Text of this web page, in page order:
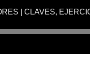
| CLAVES,